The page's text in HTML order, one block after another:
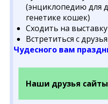
(энциклопедию для
генетике кошек)
Сходить на
Встретиться с
Чудесного вам
Наши друзья сайты